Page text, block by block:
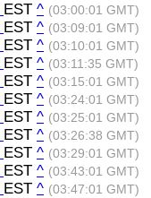
EST ^ (03:00:01 GMT)
EST ^ (03:09:01 GMT)
EST ^ (03:10:01 GMT)
EST ^ (03:11:35 GMT)
EST ^ (03:15:01 GMT)
EST ^ (03:24:01 GMT)
EST ^ (03:25:01 GMT)
EST ^ (03:26:38 GMT)
EST ^ (03:29:01 GMT)
EST ^ (03:43:01 GMT)
EST ^ (03:47:01 GMT)